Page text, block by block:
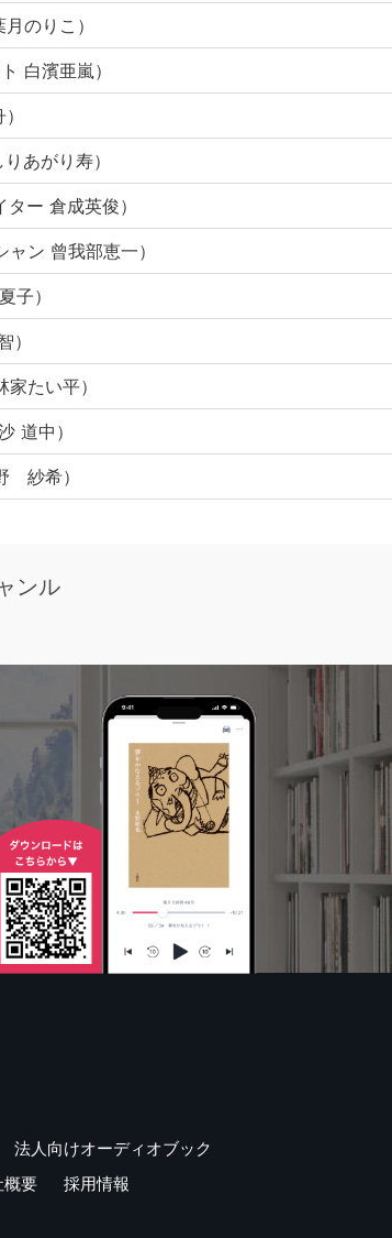
のりこ）
白濱亜嵐）
あがり寿）
ー 倉成英俊）
ン 曾我部恵一）
子）
）
たい平）
道中）
紗希）
ンル
法人向けオーディオブック
概要 採用情報